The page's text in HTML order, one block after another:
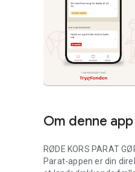
Om denne app
RØDE KORS PARAT
Parat-appen er din